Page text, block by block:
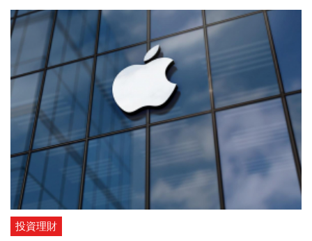
扭轉多頭形態，破底翻揚的底型即可確認。專家表示，台股半年報
和7月營收公布進入最後倒數，市場聚焦個股營收和獲利表現，包括
欣興(3037)、景碩(3189)、威剛(3260)、南亞科(2408)等15檔營收、
獲利三高股，化身法人吸金石，有望在盤整行情中衝出一條新活
路。台新投顧總經理黃文清指出，台股上週五失守季線。由於第一
階段的跌深反彈暫告一段落，後續將回歸基本盤，股價將因基本面
強弱有別，看好營收、獲利高成長股後市有續航空間。
投資理財